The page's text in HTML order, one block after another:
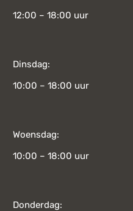
12:00 – 18:00 uur
Dinsdag:
10:00 – 18:00 uur
Woensdag:
10:00 – 18:00 uur
Donderdag: